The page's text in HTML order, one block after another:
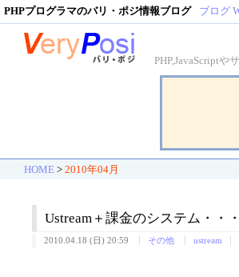
PHPプログラマのバリ・ポジ情報ブログ ブログ
PHP,JavaScript
HOME > 2010年04月
Ustream＋課金のシステム・・・
2010.04.18 (日) 20:59 その他 ustream